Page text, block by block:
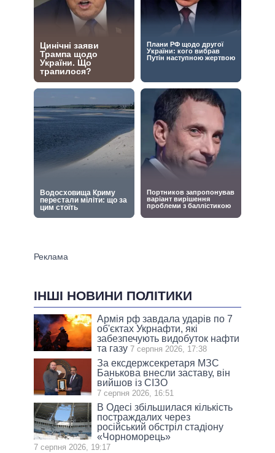
ІНШІ НОВИНИ ПОЛІТИКИ
Армія рф завдала ударів по 7
об'єктах Укрнафти, які
забезпечують видобуток нафти
та газу 7 серпня 2026, 17:38
За ексдержсекретаря МЗС
Банькова внесли заставу, він
вийшов із СІЗО
7 серпня 2026, 16:51
В Одесі збільшилася кількість
постраждалих через
російський обстріл стадіону
«Чорноморець»
7 серпня 2026, 19:17